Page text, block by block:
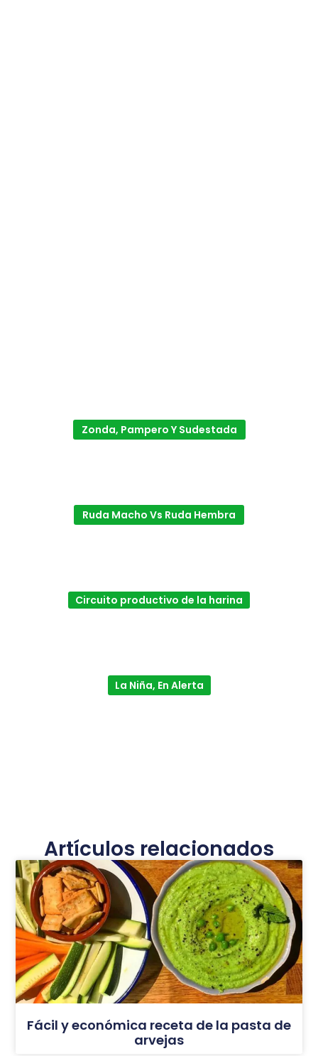
Zonda, Pampero Y Sudestada
Ruda Macho Vs Ruda Hembra
Circuito productivo de la harina
La Niña, En Alerta
Artículos relacionados
Fácil y económica receta de la pasta de
arvejas